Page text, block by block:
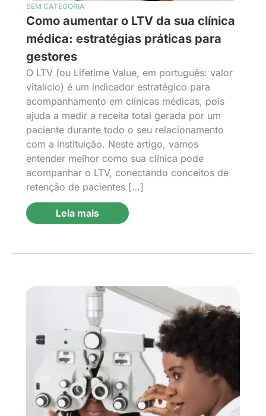
SEM CATEGORIA
Como aumentar o LTV da sua clínica
médica: estratégias práticas para
gestores
O LTV (ou Lifetime Value, em português: valor
vitalício) é um indicador estratégico para
acompanhamento em clínicas médicas, pois
ajuda a medir a receita total gerada por um
paciente durante todo o seu relacionamento
com a instituição. Neste artigo, vamos
entender melhor como sua clínica pode
acompanhar o LTV, conectando conceitos de
retenção de pacientes […]
Leia mais